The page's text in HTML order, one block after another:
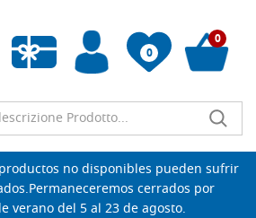
0
de deseos vacía
0
productos no disponibles pueden sufrir
cerrados por
verano del 5 al 23 de agosto.